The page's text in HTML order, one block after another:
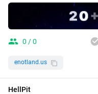
0 / 0
enotland.us
HellPit